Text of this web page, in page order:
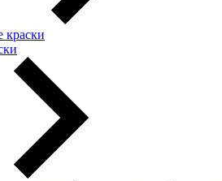
краски